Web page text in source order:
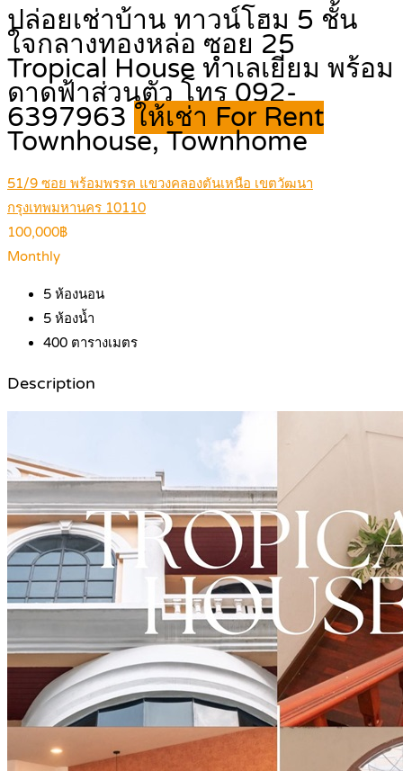
ปล่อยเช่าบ้าน ทาวน์โฮม 5 ชั้น
ใจกลางทองหล่อ ซอย 25
Tropical House ทำเลเยี่ยม พร้อม
ดาดฟ้าส่วนตัว โทร 092-
6397963 ให้เช่า For Rent
Townhouse, Townhome
51/9 ซอย พร้อมพรรค แขวงคลองตันเหนือ เขตวัฒนา
กรุงเทพมหานคร 10110
100,000฿
Monthly
5 ห้องนอน
5 ห้องน้ำ
400 ตารางเมตร
Description